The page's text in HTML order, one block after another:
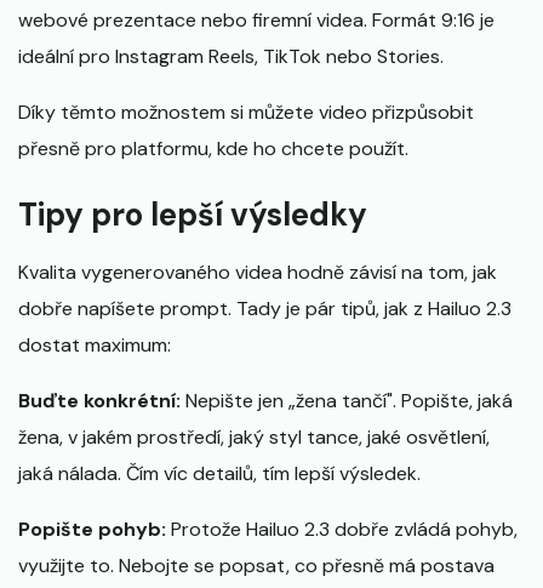
webové prezentace nebo firemní videa. Formát 9:16 je
ideální pro Instagram Reels, TikTok nebo Stories.
Díky těmto možnostem si můžete video přizpůsobit
přesně pro platformu, kde ho chcete použít.
Tipy pro lepší výsledky
Kvalita vygenerovaného videa hodně závisí na tom, jak
dobře napíšete prompt. Tady je pár tipů, jak z Hailuo 2.3
dostat maximum:
Buďte konkrétní: Nepište jen „žena tančí". Popište, jaká
žena, v jakém prostředí, jaký styl tance, jaké osvětlení,
jaká nálada. Čím víc detailů, tím lepší výsledek.
Popište pohyb: Protože Hailuo 2.3 dobře zvládá pohyb,
využijte to. Nebojte se popsat, co přesně má postava